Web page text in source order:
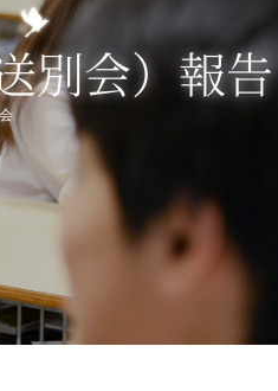
公開行事の紹介
入学金・学費
入試結果
入学試験問題
海外に住む中学生の方へ
スクールガイド
上級学校訪問
中学校の先生方へ
志願者速報
よくあるご質問
別会）報告